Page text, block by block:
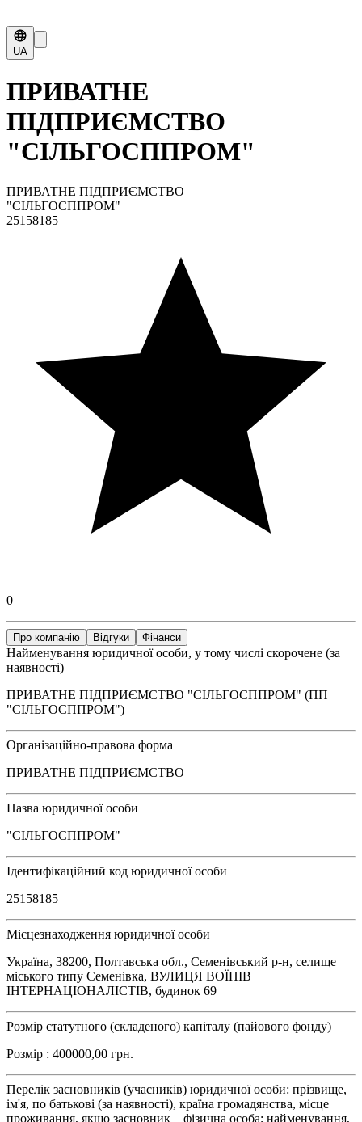
UA
ПРИВАТНЕ
ПІДПРИЄМСТВО
"СІЛЬГОСППРОМ"
ПРИВАТНЕ ПІДПРИЄМСТВО
"СІЛЬГОСППРОМ"
25158185
0
Про компанію Відгуки Фінанси
Найменування юридичної особи, у тому числі скорочене (за
наявності)
ПРИВАТНЕ ПІДПРИЄМСТВО "СІЛЬГОСППРОМ" (ПП
"СІЛЬГОСППРОМ")
Організаційно-правова форма
ПРИВАТНЕ ПІДПРИЄМСТВО
Назва юридичної особи
"СІЛЬГОСППРОМ"
Ідентифікаційний код юридичної особи
25158185
Місцезнаходження юридичної особи
Україна, 38200, Полтавська обл., Семенівський р-н, селище
міського типу Семенівка, ВУЛИЦЯ ВОЇНІВ
ІНТЕРНАЦІОНАЛІСТІВ, будинок 69
Розмір статутного (складеного) капіталу (пайового фонду)
Розмір : 400000,00 грн.
Перелік засновників (учасників) юридичної особи: прізвище,
ім'я, по батькові (за наявності), країна громадянства, місце
проживання, якщо засновник – фізична особа; найменування,